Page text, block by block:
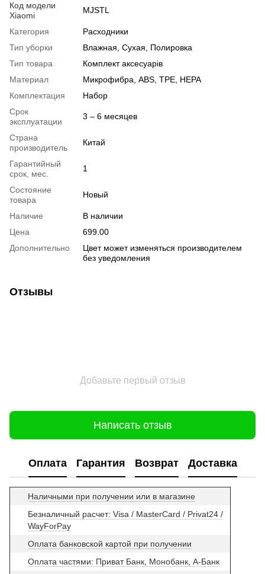
Код модели
Xiaomi
MJSTL
Категория
Расходники
Тип уборки
Влажная, Сухая, Полировка
Тип товара
Комплект аксесуарів
Материал
Микрофибра, ABS, TPE, HEPA
Комплектация
Набор
Срок
эксплуатации
3 – 6 месяцев
Страна
производитель
Китай
Гарантийный
срок, мес.
1
Состояние
товара
Новый
Наличие
В наличии
Цена
699.00
Дополнительно
Цвет может изменяться производителем
без уведомления
Отзывы
Добавьте первый отзыв
Написать отзыв
Оплата Гарантия Возврат Доставка
Наличными при получении или в магазине
Безналичный расчет: Visa / MasterCard / Privat24 /
WayForPay
Оплата банковской картой при получении
Оплата частями: Приват Банк, Монобанк, А-Банк